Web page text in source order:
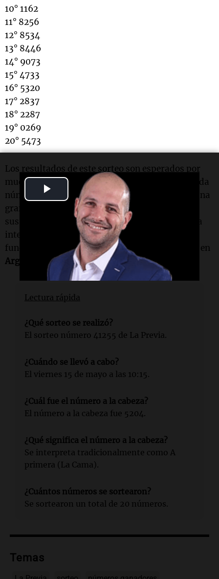
Play
Video
10° 1162
11° 8256
12° 8534
13° 8446
14° 9073
15° 4733
16° 5320
17° 2837
18° 2287
19° 0269
20° 5473
Los resultados de este sorteo son esperados por
muchos apostadores que buscan la suerte en cada
número. La
LA PREVIA es un juego que atrae a una
gran cantidad de jugadores, quienes confían en
sus números favoritos para obtener premios. La
interpretación de los números es una parte
fundamental de la cultura de los juegos de azar en
Argentina
Lectura rápida
¿Qué sorteo se realizó?
El sorteo número 41255 de La Previa.
¿Cuándo se llevó a cabo?
El viernes 15 de mayo a las 10:15.
¿Cuál fue el número a la cabeza?
El número a la cabeza fue 5204.
¿Qué significa el número a la cabeza?
Se interpreta tradicionalmente como A
primera (La Cama).
¿Cuántos números se sortearon?
Se sortearon un total de 20 números.
Temas